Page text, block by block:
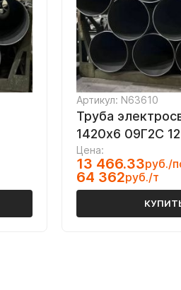
Артикул: N63610
Труба
1420х6 09Г2С
Цена:
13 466.33руб./
64 362руб./т